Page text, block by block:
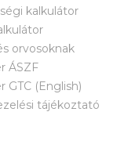
kalkulátor
orvosoknak
ÁSZF
GTC (English)
tájékoztató